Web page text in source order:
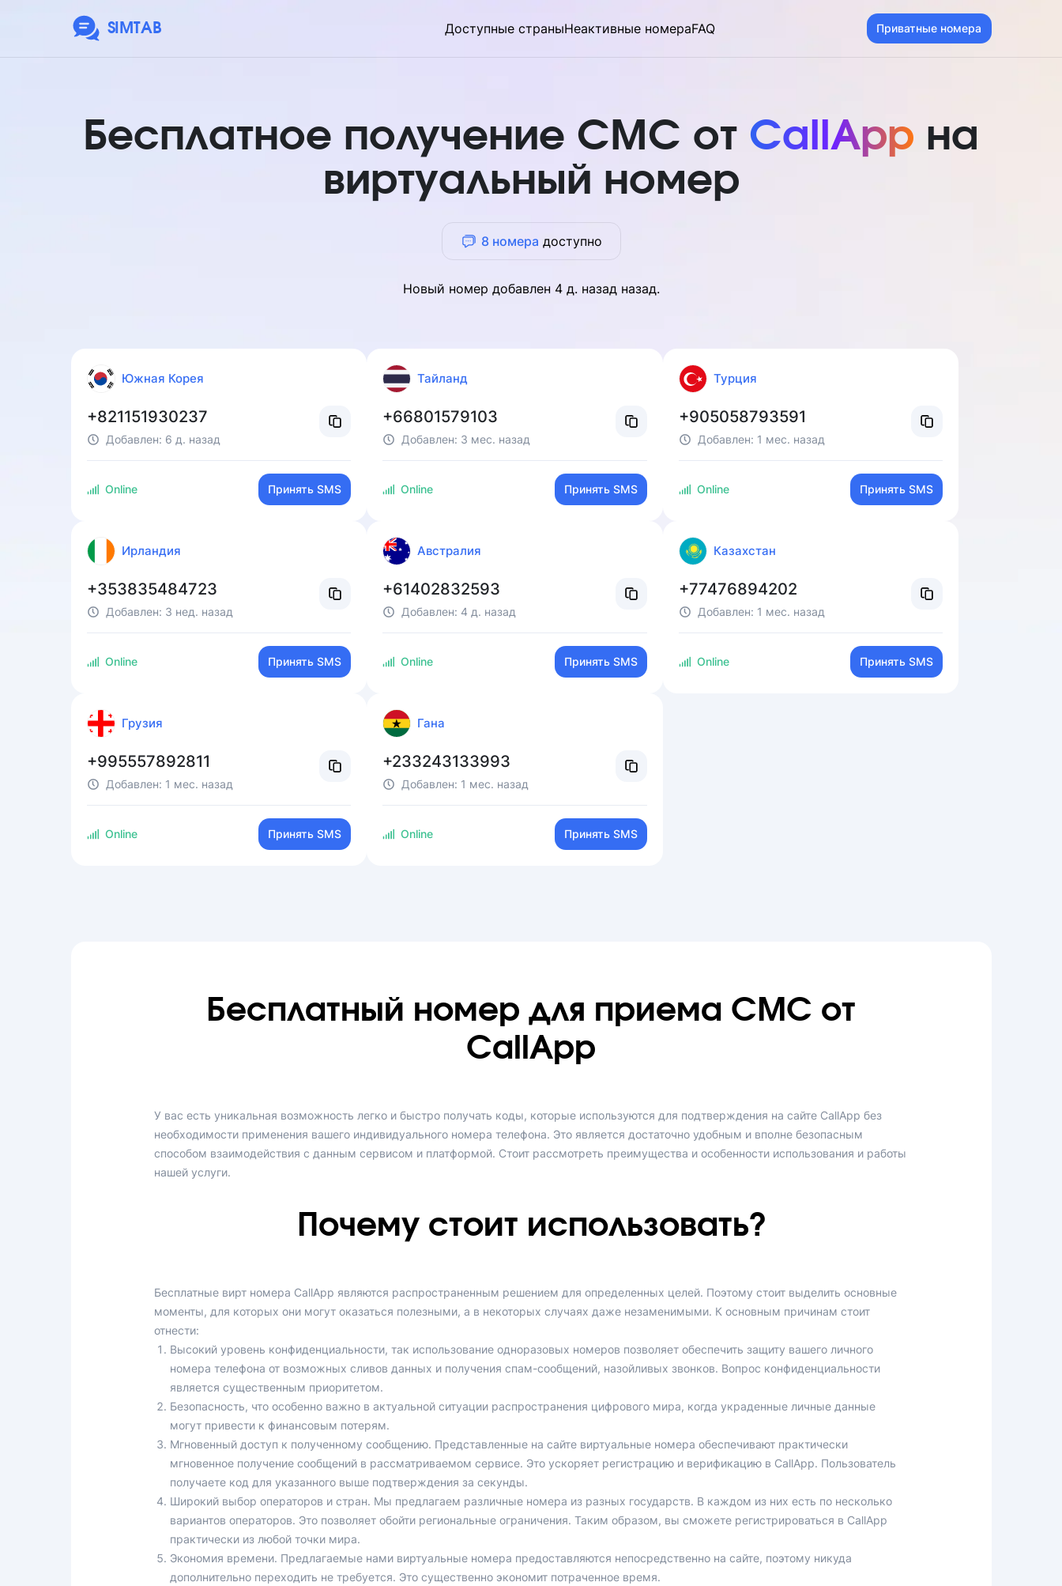
SIMTAB Доступные страныНеактивные номераFAQ Приватные номера
Бесплатное получение СМС от CallApp на
виртуальный номер
8 номера доступно
Новый номер добавлен 4 д. назадназад.
Южная Корея
+821151930237
Добавлен: 6 д. назад
Online Принять SMS
Тайланд
+66801579103
Добавлен: 3 мес. назад
Online Принять SMS
Турция
+905058793591
Добавлен: 1 мес. назад
Online Принять SMS
Ирландия
+353835484723
Добавлен: 3 нед. назад
Online Принять SMS
Австралия
+61402832593
Добавлен: 4 д. назад
Online Принять SMS
Казахстан
+77476894202
Добавлен: 1 мес. назад
Online Принять SMS
Грузия
+995557892811
Добавлен: 1 мес. назад
Online Принять SMS
Гана
+233243133993
Добавлен: 1 мес. назад
Online Принять SMS
Бесплатный номер для приема СМС от
CallApp
У вас есть уникальная возможность легко и быстро получать коды, которые используются для подтверждения на сайте CallApp без
необходимости применения вашего индивидуального номера телефона. Это является достаточно удобным и вполне безопасным
способом взаимодействия с данным сервисом и платформой. Стоит рассмотреть преимущества и особенности использования и работы
нашей услуги.
Почему стоит использовать?
Бесплатные вирт номера CallApp являются распространенным решением для определенных целей. Поэтому стоит выделить основные
моменты, для которых они могут оказаться полезными, а в некоторых случаях даже незаменимыми. К основным причинам стоит
отнести:
Высокий уровень конфиденциальности, так использование одноразовых номеров позволяет обеспечить защиту вашего личного
номера телефона от возможных сливов данных и получения спам-сообщений, назойливых звонков. Вопрос конфиденциальности
является существенным приоритетом.
Безопасность, что особенно важно в актуальной ситуации распространения цифрового мира, когда украденные личные данные
могут привести к финансовым потерям.
Мгновенный доступ к полученному сообщению. Представленные на сайте виртуальные номера обеспечивают практически
мгновенное получение сообщений в рассматриваемом сервисе. Это ускоряет регистрацию и верификацию в CallApp. Пользователь
получаете код для указанного выше подтверждения за секунды.
Широкий выбор операторов и стран. Мы предлагаем различные номера из разных государств. В каждом из них есть по несколько
вариантов операторов. Это позволяет обойти региональные ограничения. Таким образом, вы сможете регистрироваться в CallApp
практически из любой точки мира.
Экономия времени. Предлагаемые нами виртуальные номера предоставляются непосредственно на сайте, поэтому никуда
дополнительно переходить не требуется. Это существенно экономит потраченное время.